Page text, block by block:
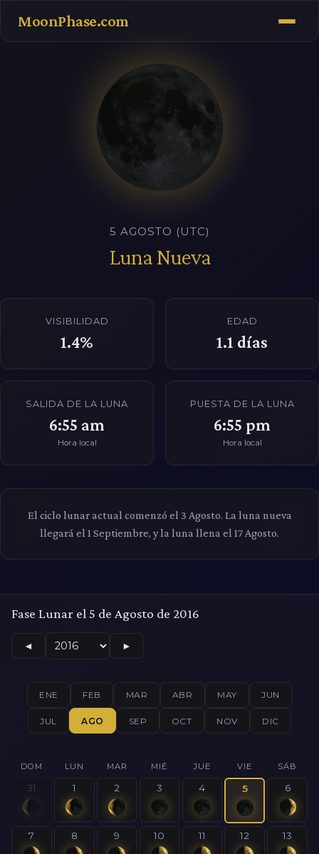
MoonPhase.com
5 AGOSTO (UTC)
Luna Nueva
VISIBILIDAD
1.4%
EDAD
1.1 días
SALIDA DE LA LUNA
6:55 am
Hora local
PUESTA DE LA LUNA
6:55 pm
Hora local
El ciclo lunar actual comenzó el 3 Agosto. La luna nueva
llegará el 1 Septiembre, y la luna llena el 17 Agosto.
Fase Lunar el 5 de Agosto de 2016
◄ ►
ENE FEB MAR ABR MAY JUN
JUL AGO SEP OCT NOV DIC
DOM LUN MAR MIÉ JUE VIE SÁB
31 1 2 3 4 5 6
7 8 9 10 11 12 13